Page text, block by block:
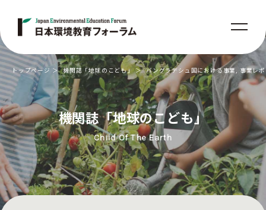
機関誌「地球のこども」
Child Of The Earth
トップページ 機関誌「地球のこども」 バングラデシュ国における事業, 事業レ